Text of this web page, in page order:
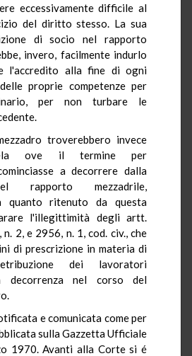
eccessivamente difficile al
del diritto stesso. La sua
di socio nel rapporto
invero, facilmente indurlo
l'accredito alla fine di ogni
proprie competenze per
per non turbare le
troverebbero invece
ove il termine per
a decorrere dalla
rapporto mezzadrile,
quanto ritenuto da questa
l'illegittimità degli artt.
2, e 2956, n. 1, cod. civ., che
di prescrizione in materia di
dei lavoratori
decorrenza nel corso del
e comunicata come per
sulla Gazzetta Ufficiale
1970. Avanti alla Corte si é